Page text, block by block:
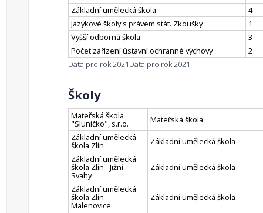
Základní umělecká škola
4
Jazykové školy s právem stát. Zkoušky
1
Vyšší odborná škola
3
Počet zařízení ústavní ochranné výchovy
2
Data pro rok 2021Data pro rok 2021
Školy
Mateřská škola
"Sluníčko", s.r.o.
Mateřská škola
Základní umělecká
škola Zlín
Základní umělecká škola
Základní umělecká
škola Zlín - Jižní
Svahy
Základní umělecká škola
Základní umělecká
škola Zlín -
Malenovice
Základní umělecká škola